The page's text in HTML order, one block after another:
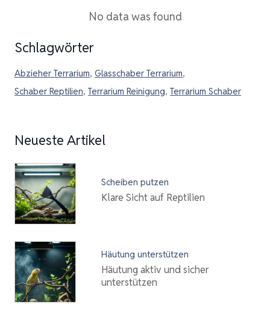
No data was found
Schlagwörter
Abzieher Terrarium, Glasschaber Terrarium,
Schaber Reptilien, Terrarium Reinigung, Terrarium Schaber
Neueste Artikel
Scheiben putzen
Klare Sicht auf Reptilien
Häutung unterstützen
Häutung aktiv und sicher
unterstützen